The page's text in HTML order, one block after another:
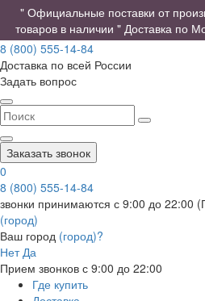
" Официальные поставки от
товаров в наличии " Доставка по
8 (800) 555-14-84
Доставка по всей России
Задать вопрос
Заказать звонок
0
8 (800) 555-14-84
звонки принимаются с 9:00 до 22:00
(город)
Ваш город (город)?
Нет Да
Прием звонков с 9:00 до 22:00
Где купить